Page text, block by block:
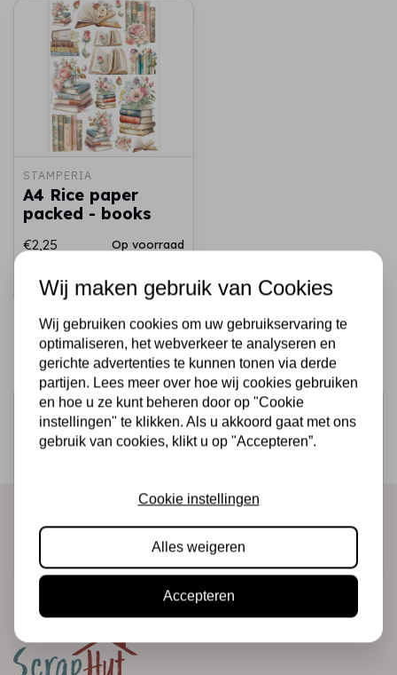
STAMPERIA
A4 Rice paper
packed - books
€2,25 Op voorraad
Snel toevoegen
Schrijf je in voor de nieuwsbrief
Ontvang als eerste onze actie en nieuwe producten
Wij maken gebruik van Cookies
Wij gebruiken cookies om uw gebruikservaring te
optimaliseren, het webverkeer te analyseren en
gerichte advertenties te kunnen tonen via derde
partijen. Lees meer over hoe wij cookies gebruiken
en hoe u ze kunt beheren door op "Cookie
instellingen" te klikken. Als u akkoord gaat met ons
gebruik van cookies, klikt u op "Accepteren”.
Cookie instellingen
Alles weigeren
Accepteren